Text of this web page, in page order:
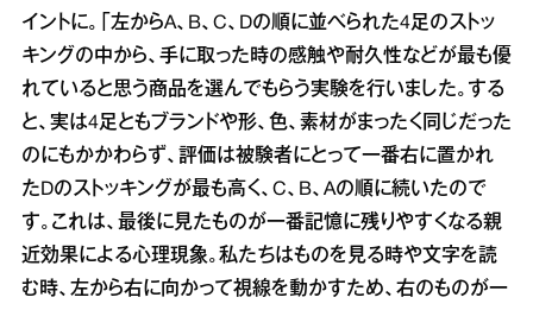
イントに。「左からA、B、C、Dの順に並べられた4足のストッ
キングの中から、手に取った時の感触や耐久性などが最も優
れていると思う商品を選んでもらう実験を行いました。する
と、実は4足ともブランドや形、色、素材がまったく同じだった
のにもかかわらず、評価は被験者にとって一番右に置かれ
たDのストッキングが最も高く、C、B、Aの順に続いたので
す。これは、最後に見たものが一番記憶に残りやすくなる親
近効果による心理現象。私たちはものを見る時や文字を読
む時、左から右に向かって視線を動かすため、右のものが一